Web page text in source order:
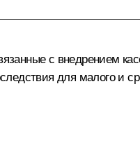
с внедрением
для малого и